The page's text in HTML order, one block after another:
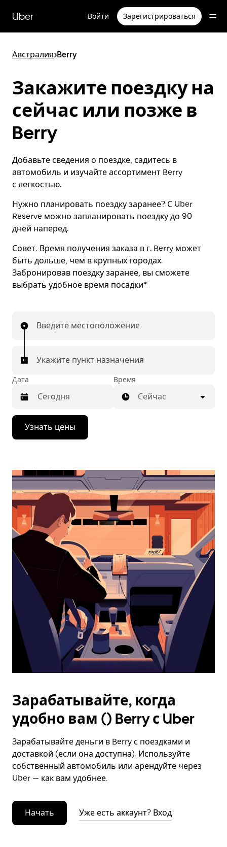
перейти
к
Uber Войти Зарегистрироваться
Австралия>Berry
Закажите поездку на
сейчас или позже в
Berry
Добавьте сведения о поездке, садитесь в
автомобиль и изучайте ассортимент Berry
с легкостью.
Нужно планировать поездку заранее? С Uber
Reserve можно запланировать поездку до 90
дней наперед.
Совет. Время получения заказа в г. Berry может
быть дольше, чем в крупных городах.
Забронировав поездку заранее, вы сможете
выбрать удобное время посадки*.
Введите местоположение
Укажите пункт назначения
Дата
Нажмите
стрелку
вниз,
календарю
выбрать
дату.
Чтобы
закрыть
календарь,
нажмите
Esc.
Время
Сейчас
Узнать цены
Зарабатывайте, когда
удобно вам () Berry с Uber
Зарабатывайте деньги в Berry с поездками и
доставкой (если она доступна). Используйте
собственный автомобиль или арендуйте через
Uber — как вам удобнее.
Начать Уже есть аккаунт? Вход